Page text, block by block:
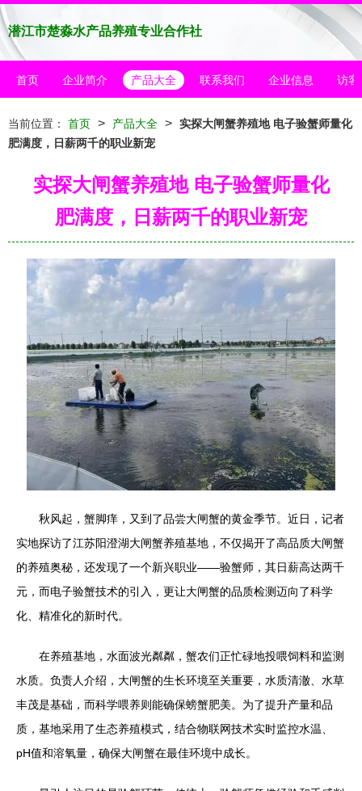
潜江市楚淼水产品养殖专业合作社
首页 企业简介 产品大全 联系我们 企业信息 访客
当前位置： 首页 > 产品大全 > 实探大闸蟹养殖地 电子验蟹师量化
肥满度，日薪两千的职业新宠
实探大闸蟹养殖地 电子验蟹师量化
肥满度，日薪两千的职业新宠
秋风起，蟹脚痒，又到了品尝大闸蟹的黄金季节。近日，记者
实地探访了江苏阳澄湖大闸蟹养殖基地，不仅揭开了高品质大闸蟹
的养殖奥秘，还发现了一个新兴职业——验蟹师，其日薪高达两千
元，而电子验蟹技术的引入，更让大闸蟹的品质检测迈向了科学
化、精准化的新时代。
在养殖基地，水面波光粼粼，蟹农们正忙碌地投喂饲料和监测
水质。负责人介绍，大闸蟹的生长环境至关重要，水质清澈、水草
丰茂是基础，而科学喂养则能确保螃蟹肥美。为了提升产量和品
质，基地采用了生态养殖模式，结合物联网技术实时监控水温、
pH值和溶氧量，确保大闸蟹在最佳环境中成长。